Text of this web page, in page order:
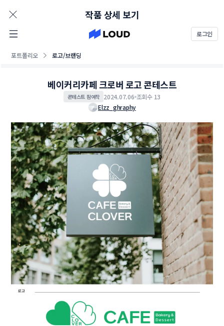
로그인
포트폴리오 로고/브랜딩
작품 상세 보기
베이커리카페 크로버 로고 콘테스트
콘테스트 참여작 2024.07.06 조회수 13
Elzz_ghraphy